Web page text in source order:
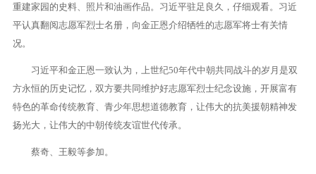
重建家园的史料、照片和油画作品。习近平驻足良久，仔细观看。习近
平认真翻阅志愿军烈士名册，向金正恩介绍牺牲的志愿军将士有关情
况。
习近平和金正恩一致认为，上世纪50年代中朝共同战斗的岁月是双
方永恒的历史记忆，双方要共同维护好志愿军烈士纪念设施，开展富有
特色的革命传统教育、青少年思想道德教育，让伟大的抗美援朝精神发
扬光大，让伟大的中朝传统友谊世代传承。
蔡奇、王毅等参加。